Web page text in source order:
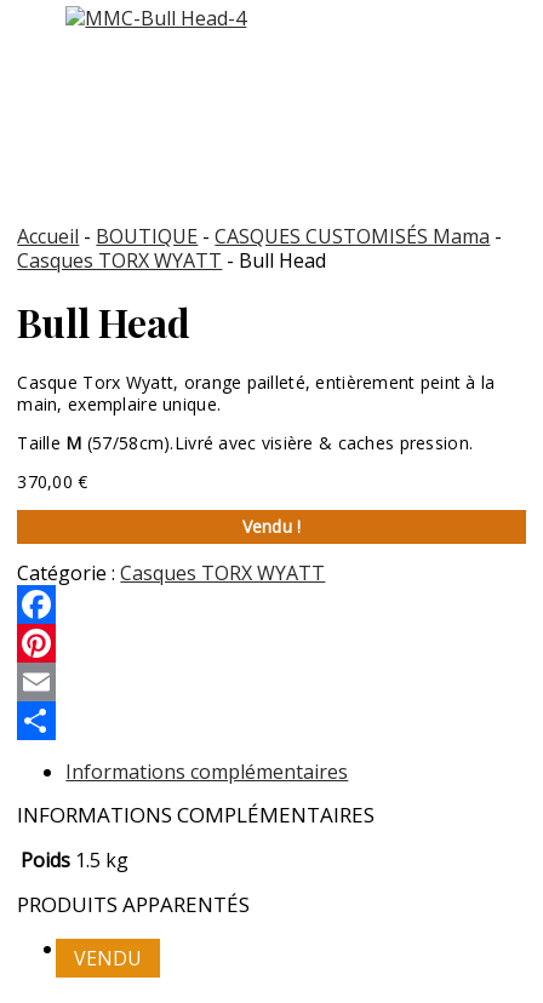
Accueil - BOUTIQUE -CASQUES CUSTOMISÉS Mama -
Casques TORX WYATT - Bull Head
Bull Head
Casque Torx Wyatt, orange pailleté, entièrement peint à la
main, exemplaire unique.
Taille M (57/58cm).Livré avec visière & caches pression.
370,00€
Vendu !
Catégorie :Casques TORX WYATT
Facebook
Pinterest
Email
PartagerInformations complémentaires
INFORMATIONS COMPLÉMENTAIRES
Poids 1.5 kg
PRODUITS APPARENTÉS
VENDU